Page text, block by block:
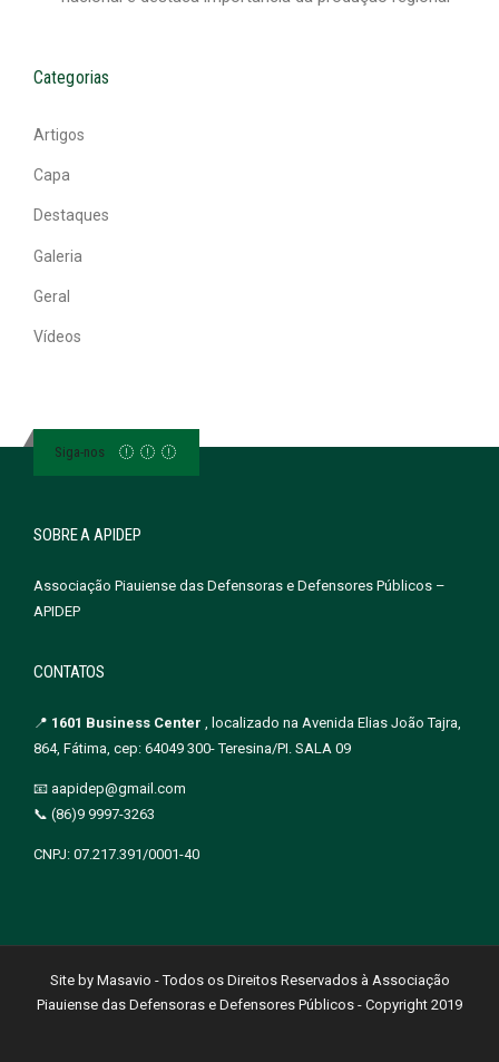
Categorias
Artigos
Capa
Destaques
Galeria
Geral
Vídeos
Siga-nos
SOBRE A APIDEP
Associação Piauiense das Defensoras e Defensores Públicos –
APIDEP
CONTATOS
📍 1601 Business Center , localizado na Avenida Elias João Tajra,
864, Fátima, cep: 64049 300- Teresina/PI. SALA 09
📧 aapidep@gmail.com
📞 (86)9 9997-3263
CNPJ: 07.217.391/0001-40
Site by Masavio - Todos os Direitos Reservados à Associação
Piauiense das Defensoras e Defensores Públicos - Copyright 2019